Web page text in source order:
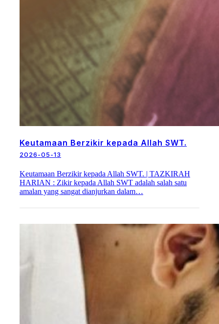
Keutamaan Berzikir kepada Allah SWT.
2026-05-13
Keutamaan Berzikir kepada Allah SWT. | TAZKIRAH
HARIAN : Zikir kepada Allah SWT adalah salah satu
amalan yang sangat dianjurkan dalam…